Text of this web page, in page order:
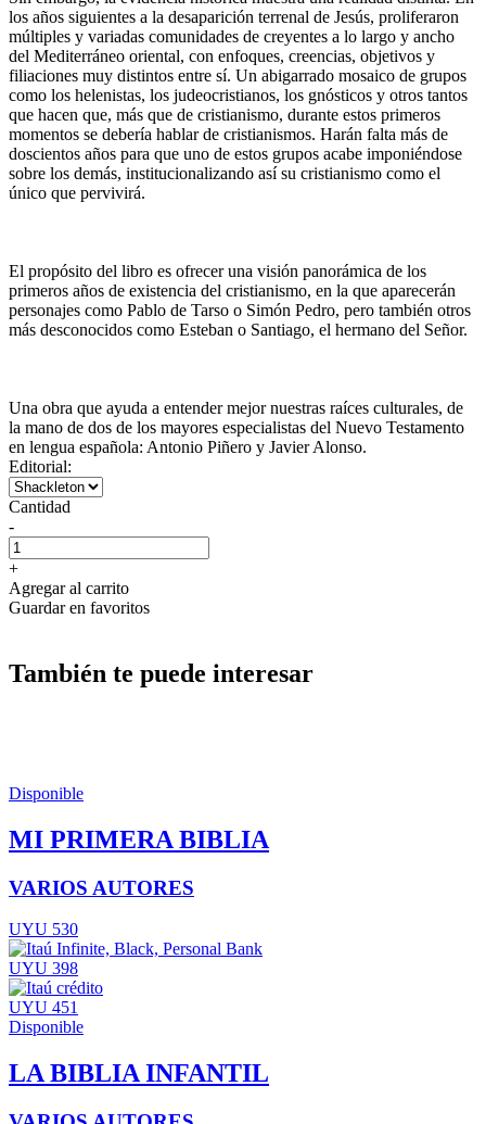
los años siguientes a la desaparición terrenal de Jesús, proliferaron
múltiples y variadas comunidades de creyentes a lo largo y ancho
del Mediterráneo oriental, con enfoques, creencias, objetivos y
filiaciones muy distintos entre sí. Un abigarrado mosaico de grupos
como los helenistas, los judeocristianos, los gnósticos y otros tantos
que hacen que, más que de cristianismo, durante estos primeros
momentos se debería hablar de cristianismos. Harán falta más de
doscientos años para que uno de estos grupos acabe imponiéndose
sobre los demás, institucionalizando así su cristianismo como el
único que pervivirá.
El propósito del libro es ofrecer una visión panorámica de los
primeros años de existencia del cristianismo, en la que aparecerán
personajes como Pablo de Tarso o Simón Pedro, pero también otros
más desconocidos como Esteban o Santiago, el hermano del Señor.
Una obra que ayuda a entender mejor nuestras raíces culturales, de
la mano de dos de los mayores especialistas del Nuevo Testamento
en lengua española: Antonio Piñero y Javier Alonso.
Editorial:
Cantidad
-
+
Agregar al carrito
Guardar en favoritos
También te puede interesar
Disponible
MI PRIMERA BIBLIA
VARIOS AUTORES
UYU 530
UYU 398
UYU 451
Disponible
LA BIBLIA INFANTIL